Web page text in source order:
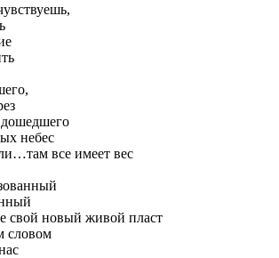
небес
все имеет вес
свой новый живой пласт
словом